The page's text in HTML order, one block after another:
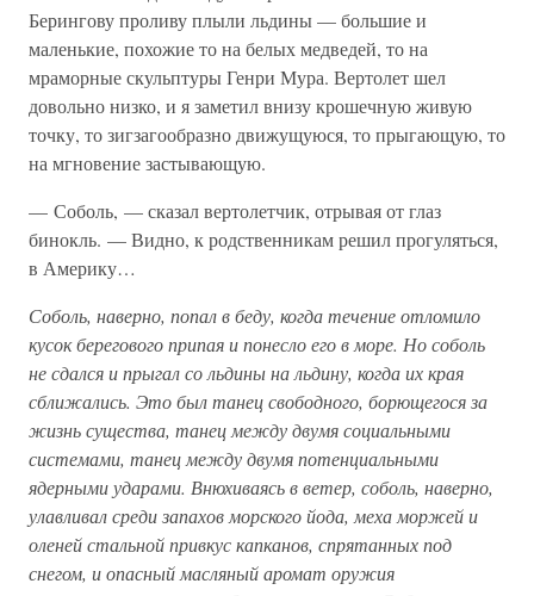
Берингову проливу плыли льдины — большие и
маленькие, похожие то на белых медведей, то на
мраморные скульптуры Генри Мура. Вертолет шел
довольно низко, и я заметил внизу крошечную живую
точку, то зигзагообразно движущуюся, то прыгающую, то
на мгновение застывающую.
— Соболь, — сказал вертолетчик, отрывая от глаз
бинокль. — Видно, к родственникам решил прогуляться,
в Америку…
Соболь, наверно, попал в беду, когда течение отломило
кусок берегового припая и понесло его в море. Но соболь
не сдался и прыгал со льдины на льдину, когда их края
сближались. Это был танец свободного, борющегося за
жизнь существа, танец между двумя социальными
системами, танец между двумя потенциальными
ядерными ударами. Внюхиваясь в ветер, соболь, наверно,
улавливал среди запахов морского йода, меха моржей и
оленей стальной привкус капканов, спрятанных под
снегом, и опасный масляный аромат оружия